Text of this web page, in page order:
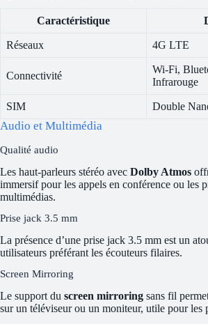
Caractéristique
Réseaux 4G LTE
Connectivité
Wi-Fi,
Infrarouge
SIM Double
Audio et Multimédia
Qualité audio
Les haut-parleurs stéréo avec Dolby Atmos
immersif pour les appels en conférence ou les
multimédias.
Prise jack 3.5 mm
La présence d’une prise jack 3.5 mm est un
utilisateurs préférant les écouteurs filaires.
Screen Mirroring
Le support du screen mirroring sans fil
sur un téléviseur ou un moniteur, utile pour les